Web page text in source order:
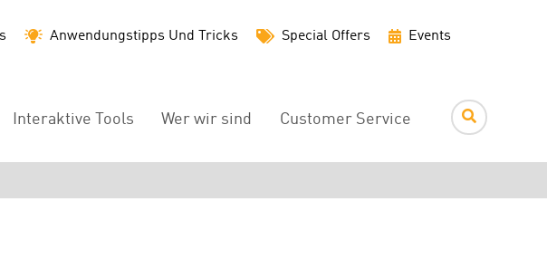
Anwendungstipps Und Tricks Special Offers Events
Interaktive Tools Wer wir sind Customer Service